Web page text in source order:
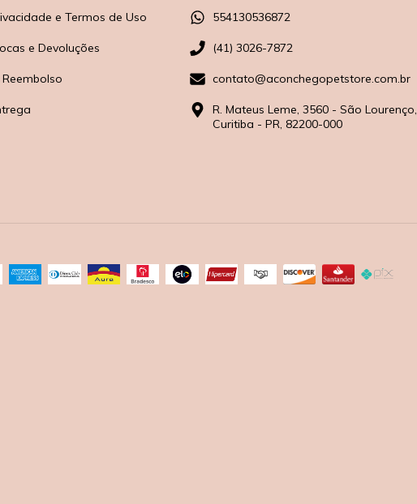
e Termos de Uso
e Devoluções
554130536872
(41) 3026-7872
contato@aconchegopetstore.com.br
R. Mateus Leme, 3560 - São Lourenço,
Curitiba - PR, 82200-000